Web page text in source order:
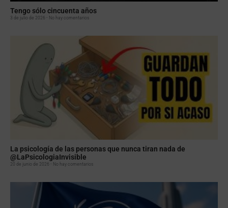
Tengo sólo cincuenta años
3 de julio de 2026 No hay comentarios
La psicología de las personas que nunca tiran nada de
@LaPsicologiaInvisible
20 de junio de 2026 No hay comentarios